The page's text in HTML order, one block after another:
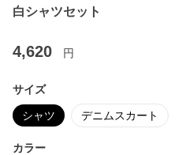
白シャツセット
4,620 円
サイズ
シャツ デニムスカート
カラー